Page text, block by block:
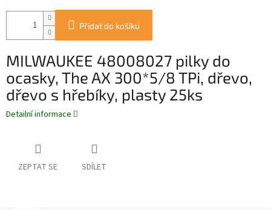
Přidat do košíku
MILWAUKEE 48008027 pilky do
ocasky, The AX 300*5/8 TPi, dřevo,
dřevo s hřebíky, plasty 25ks
Detailní informace
ZEPTAT SE SDÍLET